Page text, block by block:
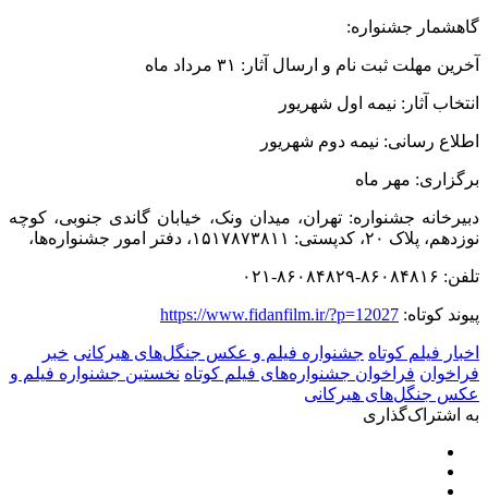
گاهشمار جشنواره:
آخرین مهلت ثبت نام و ارسال آثار: ۳۱ مرداد ماه
انتخاب آثار: نیمه اول شهریور
اطلاع رسانی: نیمه دوم شهریور
برگزاری: مهر ماه
دبیرخانه جشنواره: تهران، میدان ونک، خیابان گاندی جنوبی، کوچه
نوزدهم، پلاک ۲۰، کدپستی: ۱۵۱۷۸۷۳۸۱۱، دفتر امور جشنواره‌ها،
تلفن: ۸۶۰۸۴۸۱۶-۸۶۰۸۴۸۲۹-۰۲۱
پیوند کوتاه: https://www.fidanfilm.ir/?p=12027
اخبار فیلم کوتاه جشنواره فیلم و عکس جنگل‌های هیرکانی خبر
فراخوان فراخوان جشنواره‌های فیلم کوتاه نخستین جشنواره فیلم و
عکس جنگل‌های هیرکانی
به اشتراک‌گذاری